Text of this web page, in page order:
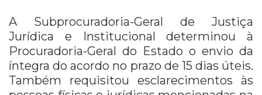
A Subprocuradoria-Geral de Justiça
Jurídica e Institucional determinou à
Procuradoria-Geral do Estado o envio da
íntegra do acordo no prazo de 15 dias úteis.
Também requisitou esclarecimentos às